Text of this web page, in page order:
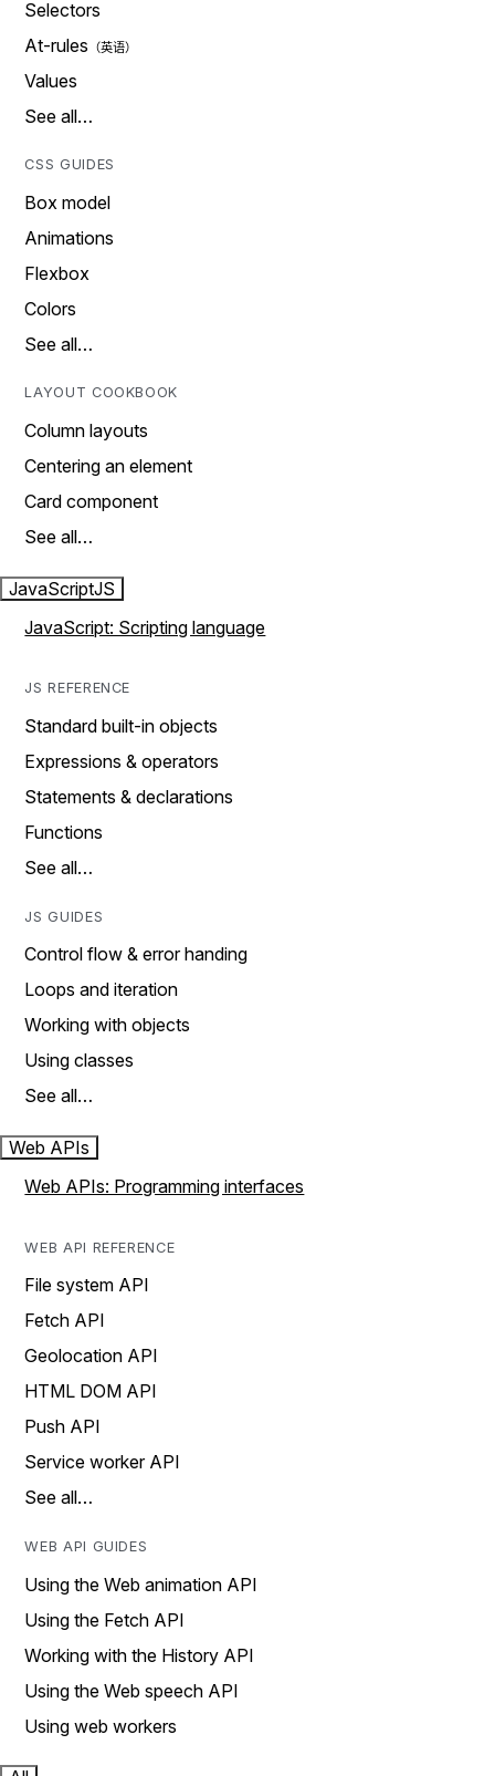
Selectors
At-rules
Values
See all…
CSS GUIDES
Box model
Animations
Flexbox
Colors
See all…
LAYOUT COOKBOOK
Column layouts
Centering an element
Card component
See all…
JavaScriptJS
JavaScript: Scripting language
JS REFERENCE
Standard built-in objects
Expressions & operators
Statements & declarations
Functions
See all…
JS GUIDES
Control flow & error handing
Loops and iteration
Working with objects
Using classes
See all…
Web APIs
Web APIs: Programming interfaces
WEB API REFERENCE
File system API
Fetch API
Geolocation API
HTML DOM API
Push API
Service worker API
See all…
WEB API GUIDES
Using the Web animation API
Using the Fetch API
Working with the History API
Using the Web speech API
Using web workers